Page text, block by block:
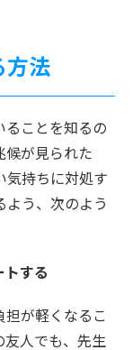
方法
ことを知るの
候が見られた
気持ちに対処す
う、次のよう
する
が軽くなるこ
友人でも、先生